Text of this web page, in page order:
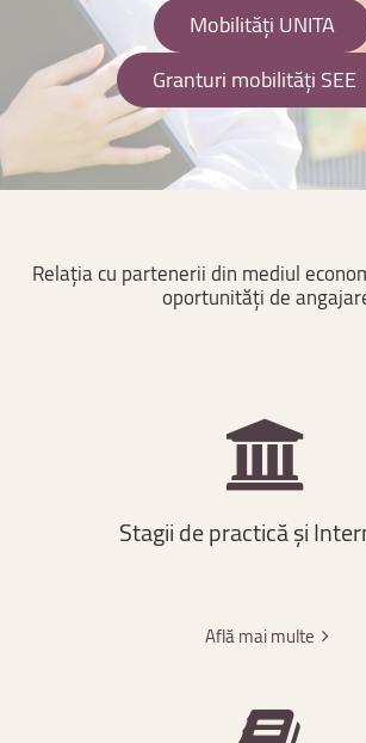
Mobilități UNITA
Granturi mobilități SEE
Relațiacu parteneriidin mediul
oportunitățide
Stagiidepracticăși
Află mai multe